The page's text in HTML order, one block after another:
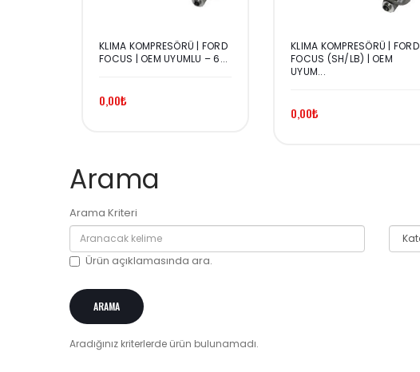
KLIMA KOMPRESÖRÜ | FORD
FOCUS | OEM UYUMLU – 6...
0,00₺
KLIMA KOMPRESÖRÜ | FORD
FOCUS (SH/LB) | OEM
UYUM...
0,00₺
Arama
Arama Kriteri
Ürün açıklamasında ara.
Aradığınız kriterlerde ürün bulunamadı.